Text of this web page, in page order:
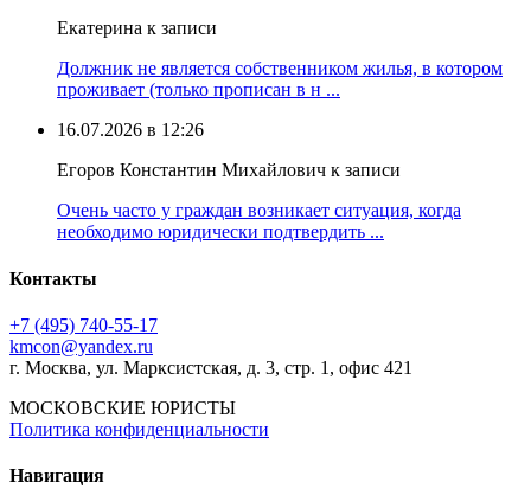
Екатерина к записи
Должник не является собственником жилья, в котором
проживает (только прописан в н ...
16.07.2026 в 12:26
Егоров Константин Михайлович к записи
Очень часто у граждан возникает ситуация, когда
необходимо юридически подтвердить ...
Контакты
+7 (495) 740‑55‑17
kmcon@yandex.ru
г. Москва, ул. Марксистская, д. 3, стр. 1, офис 421
МОСКОВСКИЕ ЮРИСТЫ
Политика конфиденциальности
Навигация